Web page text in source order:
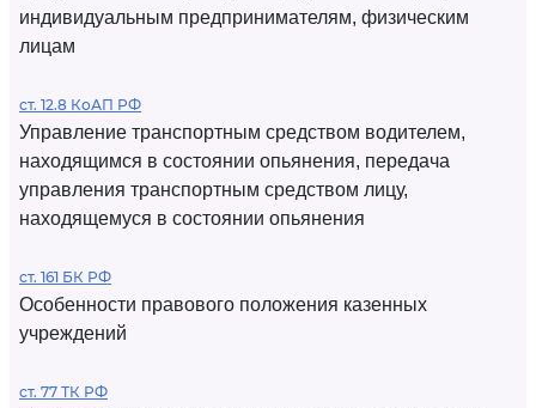
индивидуальным предпринимателям, физическим
лицам
ст. 12.8 КоАП РФ
Управление транспортным средством водителем,
находящимся в состоянии опьянения, передача
управления транспортным средством лицу,
находящемуся в состоянии опьянения
ст. 161 БК РФ
Особенности правового положения казенных
учреждений
ст. 77 ТК РФ